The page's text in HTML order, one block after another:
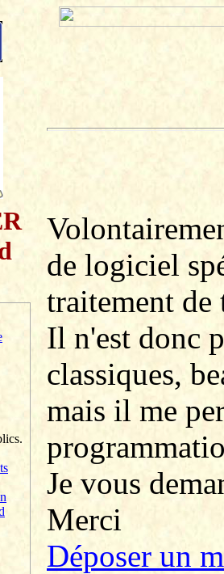
de logiciel
traitement de
Il n'est donc
classiques,
mais il me
Je vous
Merci
Déposer un